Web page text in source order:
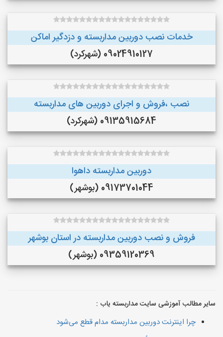
خدمات نصب دوربین مداربسته و دزدگیر اماکن
09024910127 (شهرکرد)
نصب ،فروش و اجرای دوربین های مداربسته
09135915684 (شهرکرد)
دوربین مداربسته داهوا
09173701044 (بوشهر)
فروش و نصب دوربین مداربسته در استان بوشهر
09359120369 (بوشهر)
سایر مطالب آموزشی سایت مداربسته یاب :
چرا اینترنت دوربین مداربسته مدام قطع می‌شود